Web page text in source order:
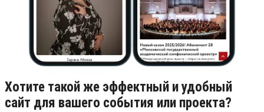
Хотите такой же эффектный и удобный
сайт для вашего события или проекта?